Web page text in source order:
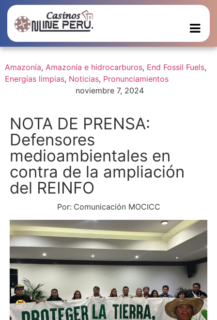
Amazonía, Amazonía e hidrocarburos, End Fossil Fuels,
Energías limpias, Noticias, Pronunciamientos
noviembre 7, 2024
NOTA DE PRENSA:
Defensores
medioambientales en
contra de la ampliación
del REINFO
Por: Comunicación MOCICC